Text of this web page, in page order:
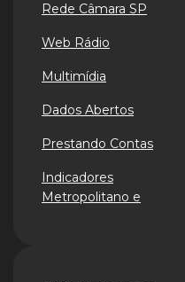
Rede Câmara SP
Web Rádio
Multimídia
Dados Abertos
Prestando Contas
Indicadores
Metropolitano e